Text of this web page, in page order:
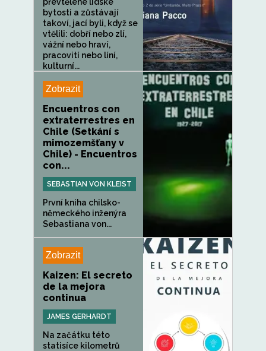
bytosti a zůstávají
takoví, jací byli, když se
vtělili: dobří nebo zlí,
vážní nebo hraví,
pracovití nebo líní,
kulturní...
Zobrazit
Encuentros con
extraterrestres en
Chile (Setkání s
mimozemšťany v
Chile) - Encuentros
con...
SEBASTIAN VON KLEIST
První kniha chilsko-
německého inženýra
Sebastiana von...
Zobrazit
Kaizen: El secreto
de la mejora
continua
JAMES GERHARDT
Na začátku této
statisíce kilometrů